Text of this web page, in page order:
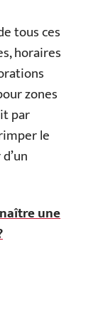
tous ces
horaires
zones
par
le
une